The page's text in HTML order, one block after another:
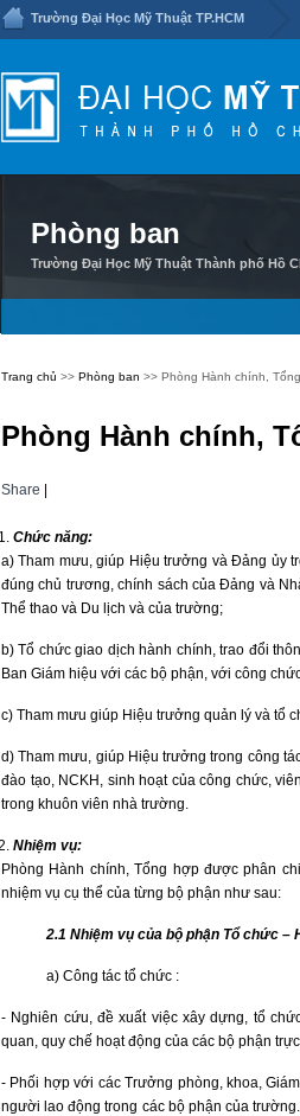
Trường Đại Học Mỹ Thuật TP.HCM
Phòng ban
Trường Đại Học Mỹ Thuật Thành phố Hồ
Trang chủ >> Phòng ban >> Phòng Hành chính,
Phòng Hành chính,
Share
Chức năng:
a) Tham mưu, giúp Hiệu trưởng và Đảng ủy
đúng chủ trương, chính sách của Đảng và
Thể thao và Du lịch và của trường;
b) Tổ chức giao dịch hành chính, trao đổi
Ban Giám hiệu với các bộ phận, với công
c) Tham mưu giúp Hiệu trưởng quản lý và tổ
d) Tham mưu, giúp Hiệu trưởng trong công
đào tạo, NCKH, sinh hoạt của công chức,
trong khuôn viên nhà trường.
Nhiệm vụ:
Phòng Hành chính, Tổng hợp được phân
nhiệm vụ cụ thể của từng bộ phận như sau:
2.1 Nhiệm vụ của bộ phận Tổ chức –
a) Công tác tổ chức :
- Nghiên cứu, đề xuất việc xây dựng, tổ
quan, quy chế hoạt động của các bộ phận
- Phối hợp với các Trưởng phòng, khoa,
người lao động trong các bộ phận của